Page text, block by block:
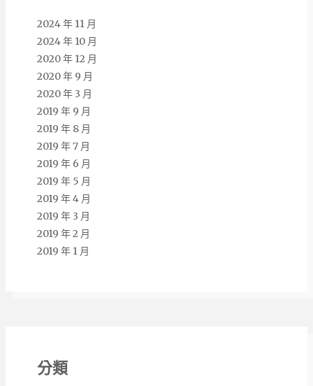
2024 年 11 月
2024 年 10 月
2020 年 12 月
2020 年 9 月
2020 年 3 月
2019 年 9 月
2019 年 8 月
2019 年 7 月
2019 年 6 月
2019 年 5 月
2019 年 4 月
2019 年 3 月
2019 年 2 月
2019 年 1 月
分類